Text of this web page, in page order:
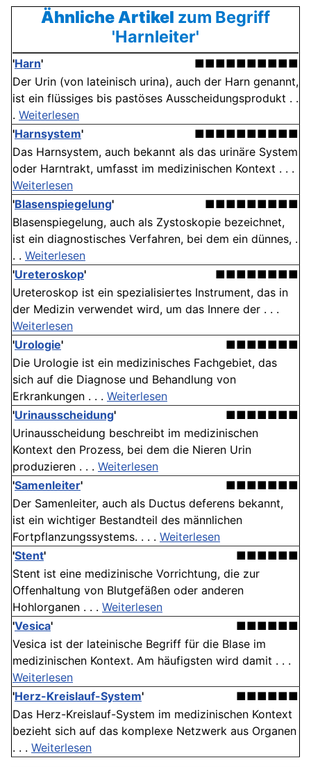
Ähnliche Artikel zum Begriff
'Harnleiter'
'Harn'
■■■■■■■■■■
Der Urin (von lateinisch urina), auch der Harn genannt,
ist ein flüssiges bis pastöses Ausscheidungsprodukt . .
. Weiterlesen
'Harnsystem'
■■■■■■■■■■
Das Harnsystem, auch bekannt als das urinäre System
oder Harntrakt, umfasst im medizinischen Kontext . . .
Weiterlesen
'Blasenspiegelung'
■■■■■■■■■
Blasenspiegelung, auch als Zystoskopie bezeichnet,
ist ein diagnostisches Verfahren, bei dem ein dünnes, .
. . Weiterlesen
'Ureteroskop'
■■■■■■■■
Ureteroskop ist ein spezialisiertes Instrument, das in
der Medizin verwendet wird, um das Innere der . . .
Weiterlesen
'Urologie'
■■■■■■■
Die Urologie ist ein medizinisches Fachgebiet, das
sich auf die Diagnose und Behandlung von
Erkrankungen . . . Weiterlesen
'Urinausscheidung'
■■■■■■■
Urinausscheidung beschreibt im medizinischen
Kontext den Prozess, bei dem die Nieren Urin
produzieren . . . Weiterlesen
'Samenleiter'
■■■■■■■
Der Samenleiter, auch als Ductus deferens bekannt,
ist ein wichtiger Bestandteil des männlichen
Fortpflanzungssystems. . . . Weiterlesen
'Stent'
■■■■■■
Stent ist eine medizinische Vorrichtung, die zur
Offenhaltung von Blutgefäßen oder anderen
Hohlorganen . . . Weiterlesen
'Vesica'
■■■■■■
Vesica ist der lateinische Begriff für die Blase im
medizinischen Kontext. Am häufigsten wird damit . . .
Weiterlesen
'Herz-Kreislauf-System'
■■■■■■
Das Herz-Kreislauf-System im medizinischen Kontext
bezieht sich auf das komplexe Netzwerk aus Organen
. . . Weiterlesen